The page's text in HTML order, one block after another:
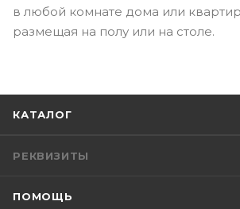
в любой комнате дома или
размещая на полу или на столе.
КАТАЛОГ
РЕКВИЗИТЫ
ПОМОЩЬ